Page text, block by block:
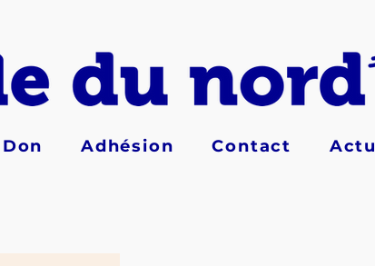
Don Adhésion Contact Actu